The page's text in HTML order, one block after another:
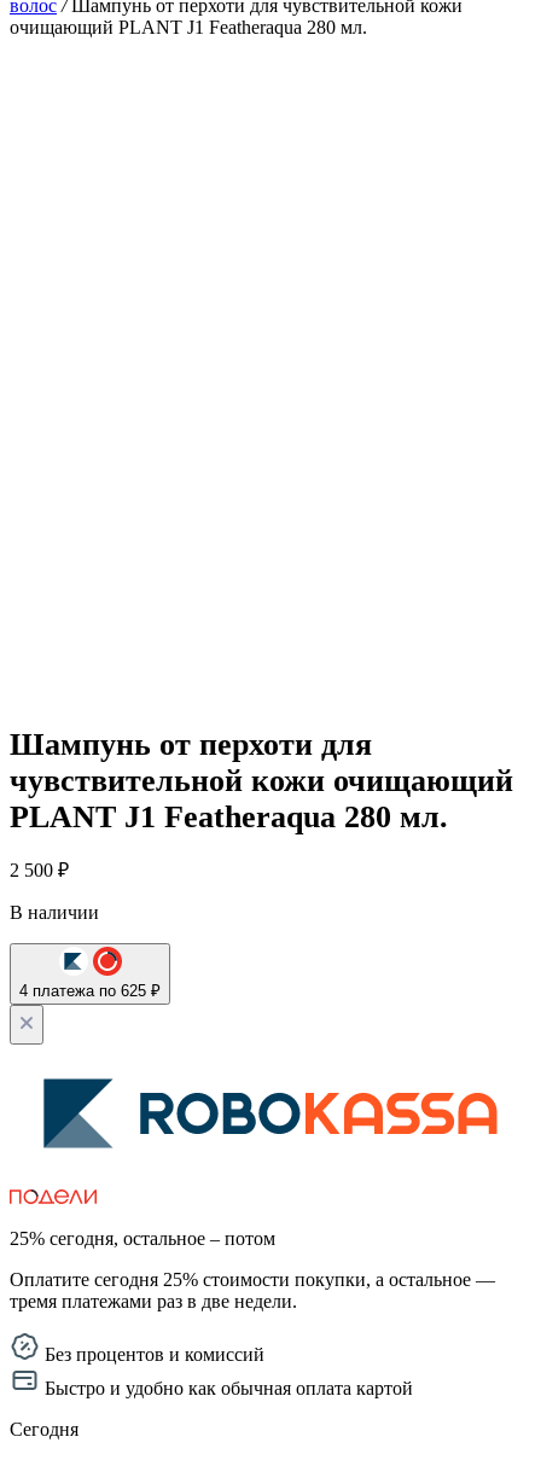
волос /
Шампунь от перхоти для чувствительной кожи
очищающий PLANT J1 Featheraqua 280 мл.
Шампунь от перхоти для
чувствительной кожи очищающий
PLANT J1 Featheraqua 280 мл.
2 500 ₽
В наличии
4 платежа по 625 ₽
25% сегодня, остальное – потом
Оплатите сегодня 25% стоимости покупки, а остальное —
тремя платежами раз в две недели.
Без процентов и комиссий
Быстро и удобно как обычная оплата картой
Сегодня